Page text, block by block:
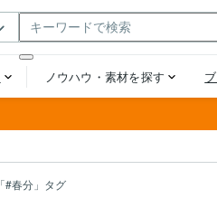
「#春分」タグ